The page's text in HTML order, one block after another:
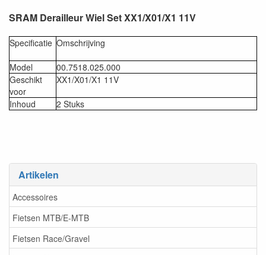
Artikelen
Accessoires
Fietsen MTB/E-MTB
Fietsen Race/Gravel
SRAM Derailleur Wiel Set XX1/X01/X1 11V
Specificatie Omschrijving
Model
00.7518.025.000
Geschikt
voor
XX1/X01/X1 11V
Inhoud 2 Stuks